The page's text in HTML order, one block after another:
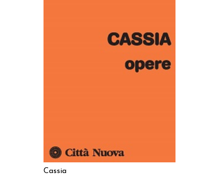
AGGIUNGI AL CARRELLO
Cassia